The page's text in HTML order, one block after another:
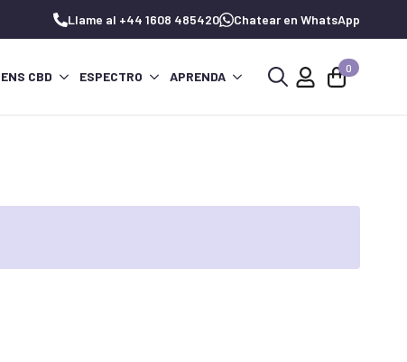
Llame al +44 1608 485420 Chatear en WhatsApp
CBD ESPECTRO APRENDA
0